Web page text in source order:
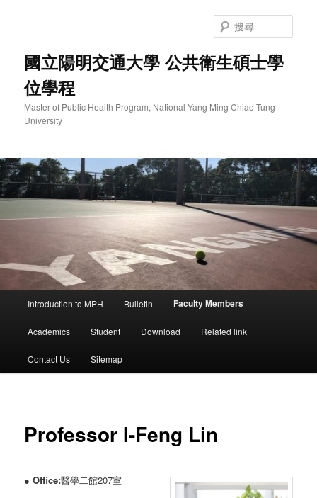
國立陽明交通大學 公共衛生碩士學
位學程
Master of Public Health Program, National Yang Ming Chiao Tung
University
尋
Introduction to MPH Bulletin Faculty Members
Academics Student Download Related link
Contact Us Sitemap
Professor I-Feng Lin
●Office:醫學二館207室